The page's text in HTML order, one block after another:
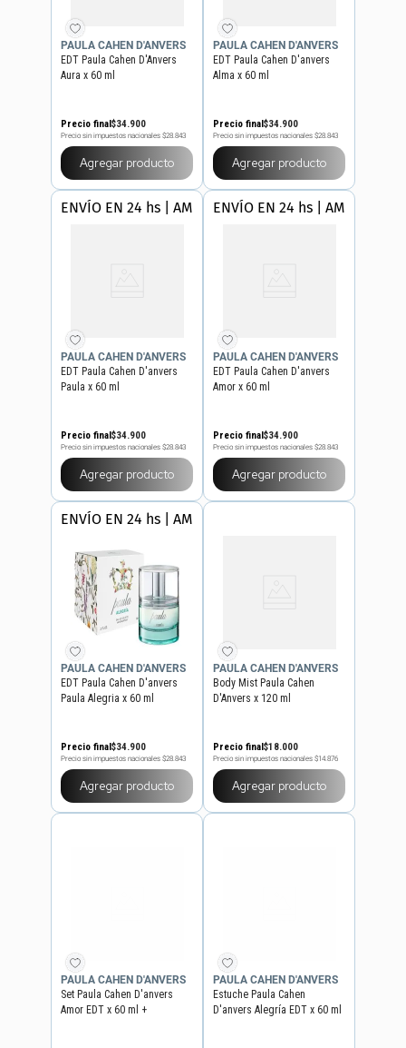
PAULA CAHEN D'ANVERS
EDT Paula Cahen D'Anvers
Aura x 60 ml
Precio final$34.900
Precio sin impuestos nacionales $28.843
Agregar producto
PAULA CAHEN D'ANVERS
EDT Paula Cahen D'anvers
Alma x 60 ml
Precio final$34.900
Precio sin impuestos nacionales $28.843
Agregar producto
ENVÍO EN 24 hs | AMBA
PAULA CAHEN D'ANVERS
EDT Paula Cahen D'anvers
Paula x 60 ml
Precio final$34.900
Precio sin impuestos nacionales $28.843
Agregar producto
ENVÍO EN 24 hs | AMBA
PAULA CAHEN D'ANVERS
EDT Paula Cahen D'anvers
Amor x 60 ml
Precio final$34.900
Precio sin impuestos nacionales $28.843
Agregar producto
ENVÍO EN 24 hs | AMBA
PAULA CAHEN D'ANVERS
EDT Paula Cahen D'anvers
Paula Alegria x 60 ml
Precio final$34.900
Precio sin impuestos nacionales $28.843
Agregar producto
PAULA CAHEN D'ANVERS
Body Mist Paula Cahen
D'Anvers x 120 ml
Precio final$18.000
Precio sin impuestos nacionales $14.876
Agregar producto
PAULA CAHEN D'ANVERS
Set Paula Cahen D'anvers
Amor EDT x 60 ml +
PAULA CAHEN D'ANVERS
Estuche Paula Cahen
D'anvers Alegría EDT x 60 ml